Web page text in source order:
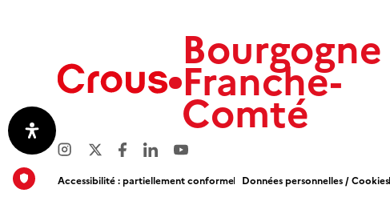
Bourgogne
Franche-
Comté
Aix
Amiens
Picardie
Accessibilité : partiellement conforme Données personnelles / Cookies